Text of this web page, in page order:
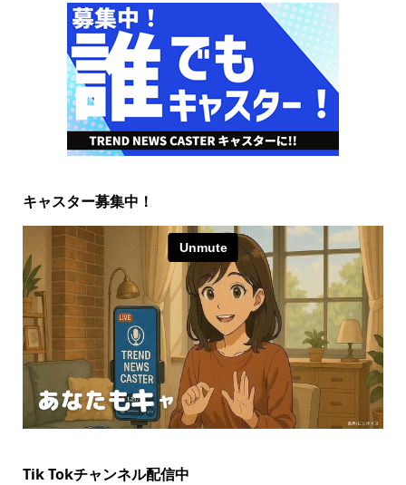
キャスター募集中！
Tik Tokチャンネル配信中